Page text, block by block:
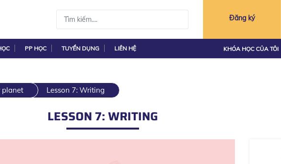
Đăng ký
PP HỌC TUYỂN DỤNG LIÊN HỆ KHÓA HỌC CỦA TÔI
planet Lesson 7: Writing
LESSON 7: WRITING